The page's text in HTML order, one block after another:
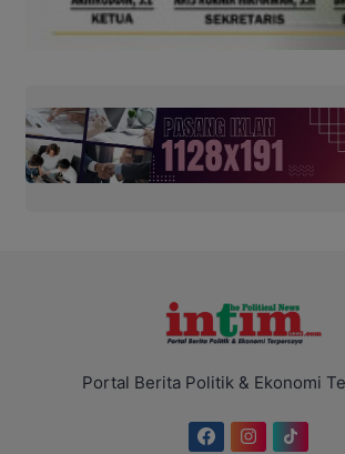
Portal Berita Politik & Ekonomi